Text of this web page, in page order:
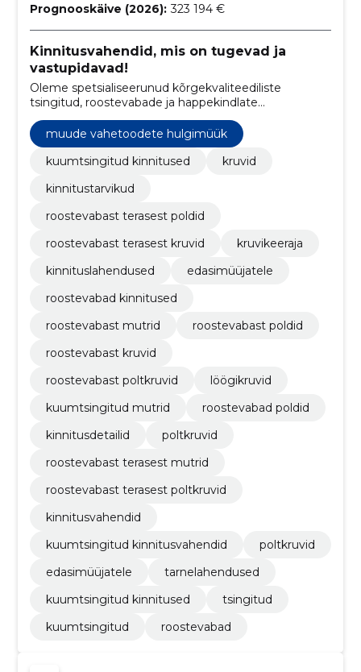
Prognooskäive (2026): 323 194 €
Kinnitusvahendid, mis on tugevad ja
vastupidavad!
Oleme spetsialiseerunud kõrgekvaliteediliste
tsingitud, roostevabade ja happekindlate
muude vahetoodete hulgimüük
kuumtsingitud kinnitused
kruvid
kinnitustarvikud
roostevabast terasest poldid
roostevabast terasest kruvid
kruvikeeraja
kinnituslahendused
edasimüüjatele
roostevabad kinnitused
roostevabast mutrid
roostevabast poldid
roostevabast kruvid
roostevabast poltkruvid
löögikruvid
kuumtsingitud mutrid
roostevabad poldid
kinnitusdetailid
poltkruvid
roostevabast terasest mutrid
roostevabast terasest poltkruvid
kinnitusvahendid
kuumtsingitud kinnitusvahendid
poltkruvid
edasimüüjatele
tarnelahendused
kuumtsingitud kinnitused
tsingitud
kuumtsingitud
roostevabad